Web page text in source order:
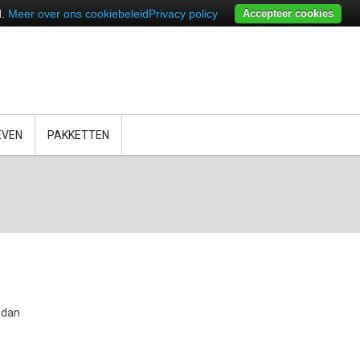
PAKKETTEN
Meer over ons cookiebeleidPrivacy policy Accepteer cookies